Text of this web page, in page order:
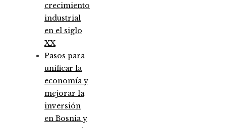
crecimiento
industrial
en el siglo
XX
Pasos para
unificar la
economía y
mejorar la
inversión
en Bosnia y